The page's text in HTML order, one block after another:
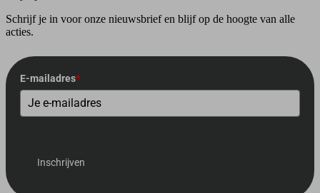
Schrijf je in voor onze nieuwsbrief en blijf op de hoogte van alle
acties.
E-mailadres*
Inschrijven